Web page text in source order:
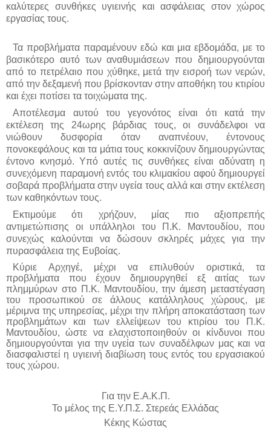
καλύτερες συνθήκες υγιεινής και ασφάλειας στον χώρος
εργασίας τους.
Τα προβλήματα παραμένουν εδώ και μια εβδομάδα, με το
βασικότερο αυτό των αναθυμιάσεων που δημιουργούνται
από το πετρέλαιο που χύθηκε, μετά την εισροή των νερών,
από την δεξαμενή που βρίσκονταν στην αποθήκη του κτιρίου
και έχει ποτίσει τα τοιχώματα της.
Αποτέλεσμα αυτού του γεγονότος είναι ότι κατά την
εκτέλεση της 24ωρης βάρδιας τους, οι συνάδελφοι να
νιώθουν δυσφορία όταν αναπνέουν, έντονους
πονοκεφάλους και τα μάτια τους κοκκινίζουν δημιουργώντας
έντονο κνησμό. Υπό αυτές τις συνθήκες είναι αδύνατη η
συνεχόμενη παραμονή εντός του κλιμακίου αφού δημιουργεί
σοβαρά προβλήματα στην υγεία τους αλλά και στην εκτέλεση
των καθηκόντων τους.
Εκτιμούμε ότι χρήζουν, μίας πιο αξιοπρεπής
αντιμετώπισης οι υπάλληλοι του Π.Κ. Μαντουδίου, που
συνεχώς καλούνται να δώσουν σκληρές μάχες για την
πυρασφάλεια της Ευβοίας.
Κύριε Αρχηγέ, μέχρι να επιλυθούν οριστικά, τα
προβλήματα που έχουν δημιουργηθεί εξ αιτίας των
πλημμύρων στο Π.Κ. Μαντουδίου, την άμεση μεταστέγαση
του προσωπικού σε άλλους κατάλληλους χώρους, με
μέριμνα της υπηρεσίας, μέχρι την πλήρη αποκατάσταση των
προβλημάτων και των ελλείψεων του κτιρίου του Π.Κ.
Μαντουδίου, ώστε να ελαχιστοποιηθούν οι κίνδυνοι που
δημιουργούνται για την υγεία των συναδέλφων μας και να
διασφαλιστεί η υγιεινή διαβίωση τους εντός του εργασιακού
τους χώρου.
Για την Ε.Α.Κ.Π.
Το μέλος της Ε.Υ.Π.Σ. Στερεάς Ελλάδας
Κέκης Κώστας